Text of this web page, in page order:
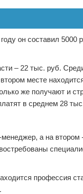
он составил 5000
– 22 тыс. руб.
месте
же получают и
в среднем 28
а на втором
профессия